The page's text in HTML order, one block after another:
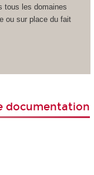
tous les domaines
ou sur place du fait
documentation